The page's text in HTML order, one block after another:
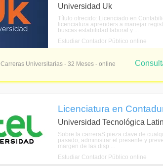
Universidad Uk
Título ofrecido: Licenciado en
licenciatura aprenders a manejar
buscas estabilidad laboral y ...
Estudiar Contador Público online
Carreras Universitarias - 32 Meses - online
Licenciatura en
Universidad Tecnológica
Sobre la carreraS pieza clave de
pasado, administrar el presente y
margen de las disp ...
Estudiar Contador Público online